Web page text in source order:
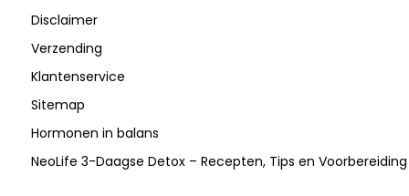
Disclaimer
Verzending
Klantenservice
Sitemap
Hormonen in balans
NeoLife 3-Daagse Detox – Recepten, Tips en Voorbereiding